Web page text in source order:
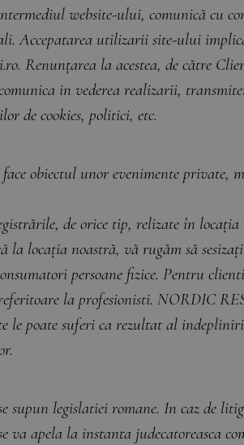
website-ului, comunică cu
Accepatarea utilizarii site-ului
Renunțarea la acestea, de către
in vederea realizarii,
de cookies, politici, etc.
obiectul unor evenimente private,
de orice tip, relizate în
locația noastră, vă rugăm să
persoane fizice. Pentru
la profesionisti. NORDIC
le poate suferi ca rezultat al
supun legislatiei romane. In caz de
apela la instanta judecatoreasca